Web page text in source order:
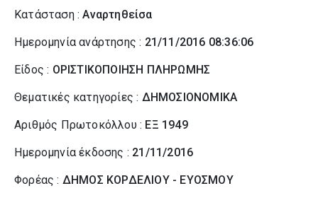
Κατάσταση :Αναρτηθείσα
Ημερομηνία ανάρτησης : 21/11/2016 08:36:06
Είδος : ΟΡΙΣΤΙΚΟΠΟΙΗΣΗ ΠΛΗΡΩΜΗΣ
Θεματικές κατηγορίες : ΔΗΜΟΣΙΟΝΟΜΙΚΑ
Αριθμός Πρωτοκόλλου : ΕΞ 1949
Ημερομηνία έκδοσης : 21/11/2016
Φορέας : ΔΗΜΟΣ ΚΟΡΔΕΛΙΟΥ - ΕΥΟΣΜΟΥ